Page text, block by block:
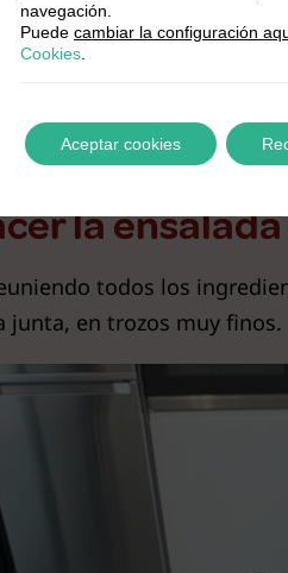
la
todos los
junta, en trozos muy finos.
navegación.
Puede cambiar la configuración
Cookies
Aceptar cookies